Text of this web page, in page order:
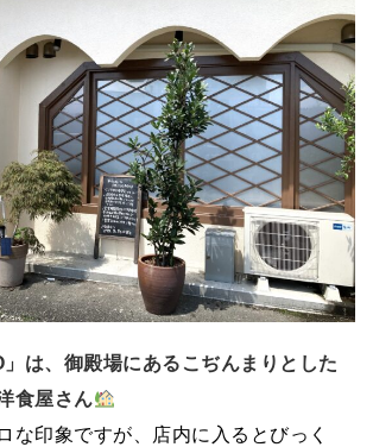
」は、御殿場にあるこぢんまりとした
食屋さん
な印象ですが、店内に入るとびっく